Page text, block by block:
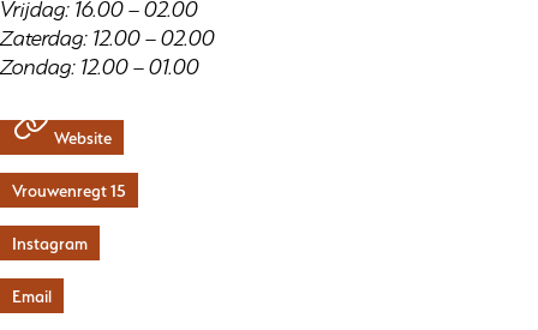
Vrijdag: 16.00 – 02.00
Zaterdag: 12.00 – 02.00
Zondag: 12.00 – 01.00
Website
Vrouwenregt 15
Instagram
Email